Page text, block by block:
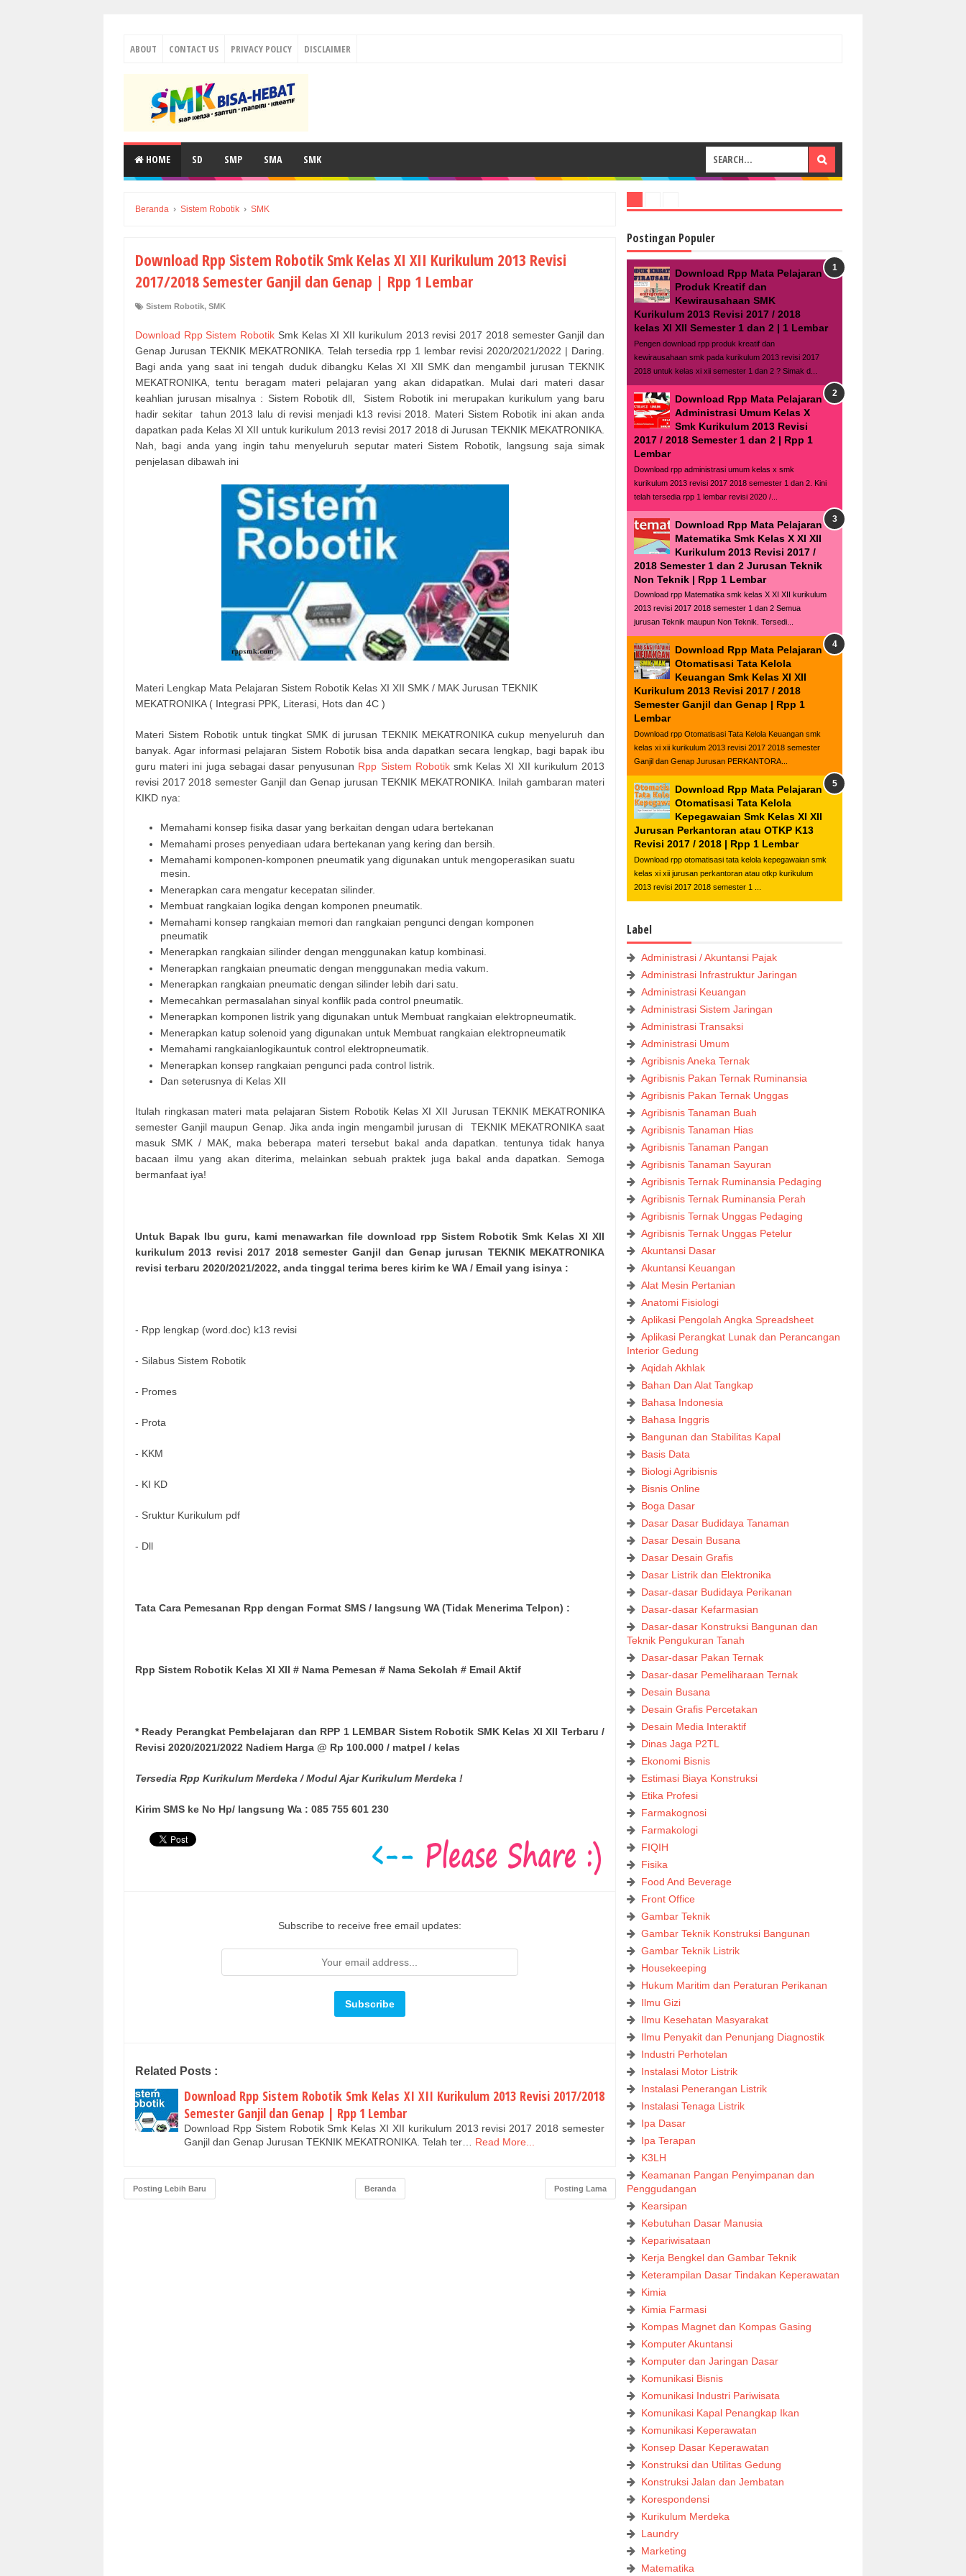
ABOUT CONTACT US PRIVACY POLICY DISCLAIMER
HOME SD SMP SMA SMK
Beranda › Sistem Robotik › SMK
Download Rpp Sistem Robotik Smk Kelas XI XII Kurikulum 2013 Revisi
2017/2018 Semester Ganjil dan Genap | Rpp 1 Lembar
Sistem Robotik, SMK
Download Rpp Sistem Robotik Smk Kelas XI XII kurikulum 2013 revisi 2017 2018 semester Ganjil dan
Genap Jurusan TEKNIK MEKATRONIKA. Telah tersedia rpp 1 lembar revisi 2020/2021/2022 | Daring.
Bagi anda yang saat ini tengah duduk dibangku Kelas XI XII SMK dan mengambil jurusan TEKNIK
MEKATRONIKA, tentu beragam materi pelajaran yang akan didapatkan. Mulai dari materi dasar
keahlian jurusan misalnya : Sistem Robotik dll, Sistem Robotik ini merupakan kurikulum yang baru
hadir sekitar tahun 2013 lalu di revisi menjadi k13 revisi 2018. Materi Sistem Robotik ini akan anda
dapatkan pada Kelas XI XII untuk kurikulum 2013 revisi 2017 2018 di Jurusan TEKNIK MEKATRONIKA.
Nah, bagi anda yang ingin tahu menyeluruh seputar materi Sistem Robotik, langsung saja simak
penjelasan dibawah ini
Materi Lengkap Mata Pelajaran Sistem Robotik Kelas XI XII SMK / MAK Jurusan TEKNIK
MEKATRONIKA ( Integrasi PPK, Literasi, Hots dan 4C )
Materi Sistem Robotik untuk tingkat SMK di jurusan TEKNIK MEKATRONIKA cukup menyeluruh dan
banyak. Agar informasi pelajaran Sistem Robotik bisa anda dapatkan secara lengkap, bagi bapak ibu
guru materi ini juga sebagai dasar penyusunan Rpp Sistem Robotiksmk Kelas XI XII kurikulum 2013
revisi 2017 2018 semester Ganjil dan Genap jurusan TEKNIK MEKATRONIKA. Inilah gambaran materi
KIKD nya:
Memahami konsep fisika dasar yang berkaitan dengan udara bertekanan
Memahami proses penyediaan udara bertekanan yang kering dan bersih.
Memahami komponen-komponen pneumatik yang digunakan untuk mengoperasikan suatu
mesin.
Menerapkan cara mengatur kecepatan silinder.
Membuat rangkaian logika dengan komponen pneumatik.
Memahami konsep rangkaian memori dan rangkaian pengunci dengan komponen
pneumatik
Menerapkan rangkaian silinder dengan menggunakan katup kombinasi.
Menerapkan rangkaian pneumatic dengan menggunakan media vakum.
Menerapkan rangkaian pneumatic dengan silinder lebih dari satu.
Memecahkan permasalahan sinyal konflik pada control pneumatik.
Menerapkan komponen listrik yang digunakan untuk Membuat rangkaian elektropneumatik.
Menerapkan katup solenoid yang digunakan untuk Membuat rangkaian elektropneumatik
Memahami rangkaianlogikauntuk control elektropneumatik.
Menerapkan konsep rangkaian pengunci pada control listrik.
Dan seterusnya di Kelas XII
Itulah ringkasan materi mata pelajaran Sistem Robotik Kelas XI XII Jurusan TEKNIK MEKATRONIKA
semester Ganjil maupun Genap. Jika anda ingin mengambil jurusan di TEKNIK MEKATRONIKA saat
masuk SMK / MAK, maka beberapa materi tersebut bakal anda dapatkan. tentunya tidak hanya
bacaan ilmu yang akan diterima, melainkan sebuah praktek juga bakal anda dapatkan. Semoga
bermanfaat iya!
Untuk Bapak Ibu guru, kami menawarkan file download rpp Sistem Robotik Smk Kelas XI XII
kurikulum 2013 revisi 2017 2018 semester Ganjil dan Genap jurusan TEKNIK MEKATRONIKA
revisi terbaru 2020/2021/2022, anda tinggal terima beres kirim ke WA / Email yang isinya :
- Rpp lengkap (word.doc) k13 revisi
- Silabus Sistem Robotik
- Promes
- Prota
- KKM
- KI KD
- Sruktur Kurikulum pdf
- Dll
Tata Cara Pemesanan Rpp dengan Format SMS / langsung WA (Tidak Menerima Telpon) :
Rpp Sistem Robotik Kelas XI XII # Nama Pemesan # Nama Sekolah # Email Aktif
* Ready Perangkat Pembelajaran dan RPP 1 LEMBAR Sistem Robotik SMK Kelas XI XII Terbaru /
Revisi 2020/2021/2022 Nadiem Harga @ Rp 100.000 / matpel / kelas
Tersedia Rpp Kurikulum Merdeka / Modul Ajar Kurikulum Merdeka !
Kirim SMS ke No Hp/ langsung Wa : 085 755 601 230
Subscribe to receive free email updates:
Related Posts :
Download Rpp Sistem Robotik Smk Kelas XI XII Kurikulum 2013 Revisi 2017/2018
Semester Ganjil dan Genap | Rpp 1 Lembar
Download Rpp Sistem Robotik Smk Kelas XI XII kurikulum 2013 revisi 2017 2018 semester
Ganjil dan Genap Jurusan TEKNIK MEKATRONIKA. Telah ter…
Read More...
Posting Lebih Baru Posting Lama
Beranda
Postingan Populer
Download Rpp Mata Pelajaran
Produk Kreatif dan
Kewirausahaan SMK
Kurikulum 2013 Revisi 2017 / 2018
kelas XI XII Semester 1 dan 2 | 1 Lembar
Pengen download rpp produk kreatif dan
kewirausahaan smk pada kurikulum 2013 revisi 2017
2018 untuk kelas xi xii semester 1 dan 2 ? Simak d...
Download Rpp Mata Pelajaran
Administrasi Umum Kelas X
Smk Kurikulum 2013 Revisi
2017 / 2018 Semester 1 dan 2 | Rpp 1
Lembar
Download rpp administrasi umum kelas x smk
kurikulum 2013 revisi 2017 2018 semester 1 dan 2. Kini
telah tersedia rpp 1 lembar revisi 2020 /...
Download Rpp Mata Pelajaran
Matematika Smk Kelas X XI XII
Kurikulum 2013 Revisi 2017 /
2018 Semester 1 dan 2 Jurusan Teknik
Non Teknik | Rpp 1 Lembar
Download rpp Matematika smk kelas X XI XII kurikulum
2013 revisi 2017 2018 semester 1 dan 2 Semua
jurusan Teknik maupun Non Teknik. Tersedi...
Download Rpp Mata Pelajaran
Otomatisasi Tata Kelola
Keuangan Smk Kelas XI XII
Kurikulum 2013 Revisi 2017 / 2018
Semester Ganjil dan Genap | Rpp 1
Lembar
Download rpp Otomatisasi Tata Kelola Keuangan smk
kelas xi xii kurikulum 2013 revisi 2017 2018 semester
Ganjil dan Genap Jurusan PERKANTORA...
Download Rpp Mata Pelajaran
Otomatisasi Tata Kelola
Kepegawaian Smk Kelas XI XII
Jurusan Perkantoran atau OTKP K13
Revisi 2017 / 2018 | Rpp 1 Lembar
Download rpp otomatisasi tata kelola kepegawaian smk
kelas xi xii jurusan perkantoran atau otkp kurikulum
2013 revisi 2017 2018 semester 1 ...
Label
Administrasi / Akuntansi Pajak
Administrasi Infrastruktur Jaringan
Administrasi Keuangan
Administrasi Sistem Jaringan
Administrasi Transaksi
Administrasi Umum
Agribisnis Aneka Ternak
Agribisnis Pakan Ternak Ruminansia
Agribisnis Pakan Ternak Unggas
Agribisnis Tanaman Buah
Agribisnis Tanaman Hias
Agribisnis Tanaman Pangan
Agribisnis Tanaman Sayuran
Agribisnis Ternak Ruminansia Pedaging
Agribisnis Ternak Ruminansia Perah
Agribisnis Ternak Unggas Pedaging
Agribisnis Ternak Unggas Petelur
Akuntansi Dasar
Akuntansi Keuangan
Alat Mesin Pertanian
Anatomi Fisiologi
Aplikasi Pengolah Angka Spreadsheet
Aplikasi Perangkat Lunak dan Perancangan
Interior Gedung
Aqidah Akhlak
Bahan Dan Alat Tangkap
Bahasa Indonesia
Bahasa Inggris
Bangunan dan Stabilitas Kapal
Basis Data
Biologi Agribisnis
Bisnis Online
Boga Dasar
Dasar Dasar Budidaya Tanaman
Dasar Desain Busana
Dasar Desain Grafis
Dasar Listrik dan Elektronika
Dasar-dasar Budidaya Perikanan
Dasar-dasar Kefarmasian
Dasar-dasar Konstruksi Bangunan dan
Teknik Pengukuran Tanah
Dasar-dasar Pakan Ternak
Dasar-dasar Pemeliharaan Ternak
Desain Busana
Desain Grafis Percetakan
Desain Media Interaktif
Dinas Jaga P2TL
Ekonomi Bisnis
Estimasi Biaya Konstruksi
Etika Profesi
Farmakognosi
Farmakologi
FIQIH
Fisika
Food And Beverage
Front Office
Gambar Teknik
Gambar Teknik Konstruksi Bangunan
Gambar Teknik Listrik
Housekeeping
Hukum Maritim dan Peraturan Perikanan
Ilmu Gizi
Ilmu Kesehatan Masyarakat
Ilmu Penyakit dan Penunjang Diagnostik
Industri Perhotelan
Instalasi Motor Listrik
Instalasi Penerangan Listrik
Instalasi Tenaga Listrik
Ipa Dasar
Ipa Terapan
K3LH
Keamanan Pangan Penyimpanan dan
Penggudangan
Kearsipan
Kebutuhan Dasar Manusia
Kepariwisataan
Kerja Bengkel dan Gambar Teknik
Keterampilan Dasar Tindakan Keperawatan
Kimia
Kimia Farmasi
Kompas Magnet dan Kompas Gasing
Komputer Akuntansi
Komputer dan Jaringan Dasar
Komunikasi Bisnis
Komunikasi Industri Pariwisata
Komunikasi Kapal Penangkap Ikan
Komunikasi Keperawatan
Konsep Dasar Keperawatan
Konstruksi dan Utilitas Gedung
Konstruksi Jalan dan Jembatan
Korespondensi
Kurikulum Merdeka
Laundry
Marketing
Matematika